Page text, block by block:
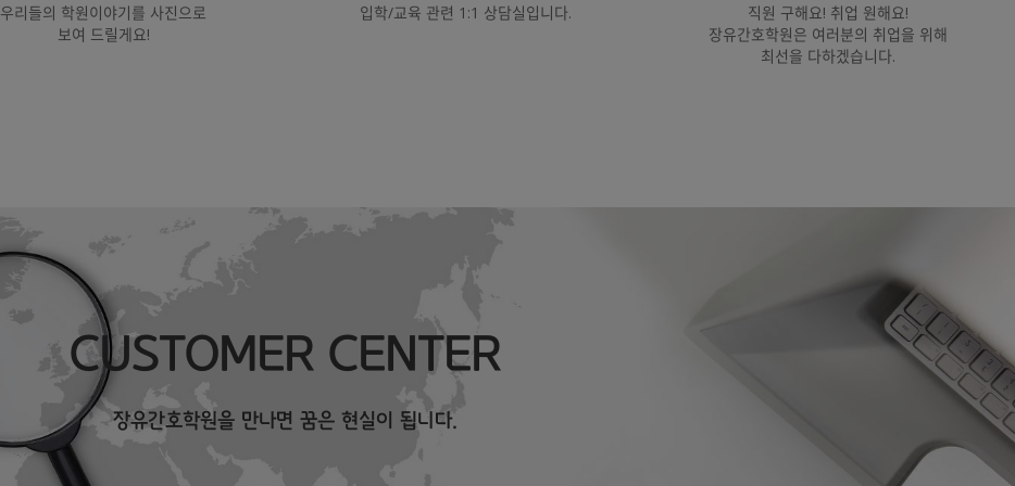
우리들의 학원이야기를 사진으로
보여 드릴게요!
입학/교육 관련 1:1 상담실입니다.
직원 구해요! 취업 원해요!
장유간호학원은 여러분의 취업을 위해
최선을 다하겠습니다.
CUSTOMER CENTER
장유간호학원을 만나면 꿈은 현실이 됩니다.